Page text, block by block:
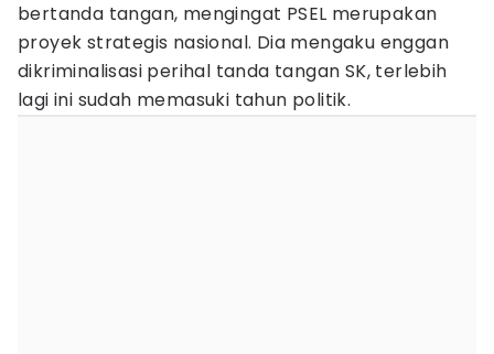
bertanda tangan, mengingat PSEL merupakan
proyek strategis nasional. Dia mengaku enggan
dikriminalisasi perihal tanda tangan SK, terlebih
lagi ini sudah memasuki tahun politik.